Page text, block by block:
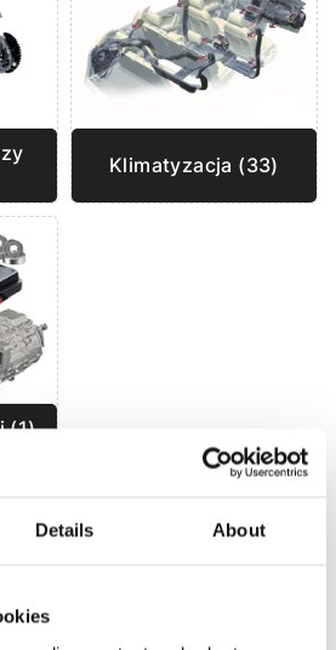
Details About
Klimatyzacja (33)
(1)
DO
PEUGEOT